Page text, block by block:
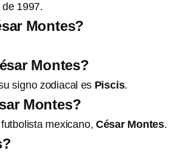
1997.
Montes?
Montes?
signo zodiacal es Piscis.
Montes?
mexicano, César Montes.